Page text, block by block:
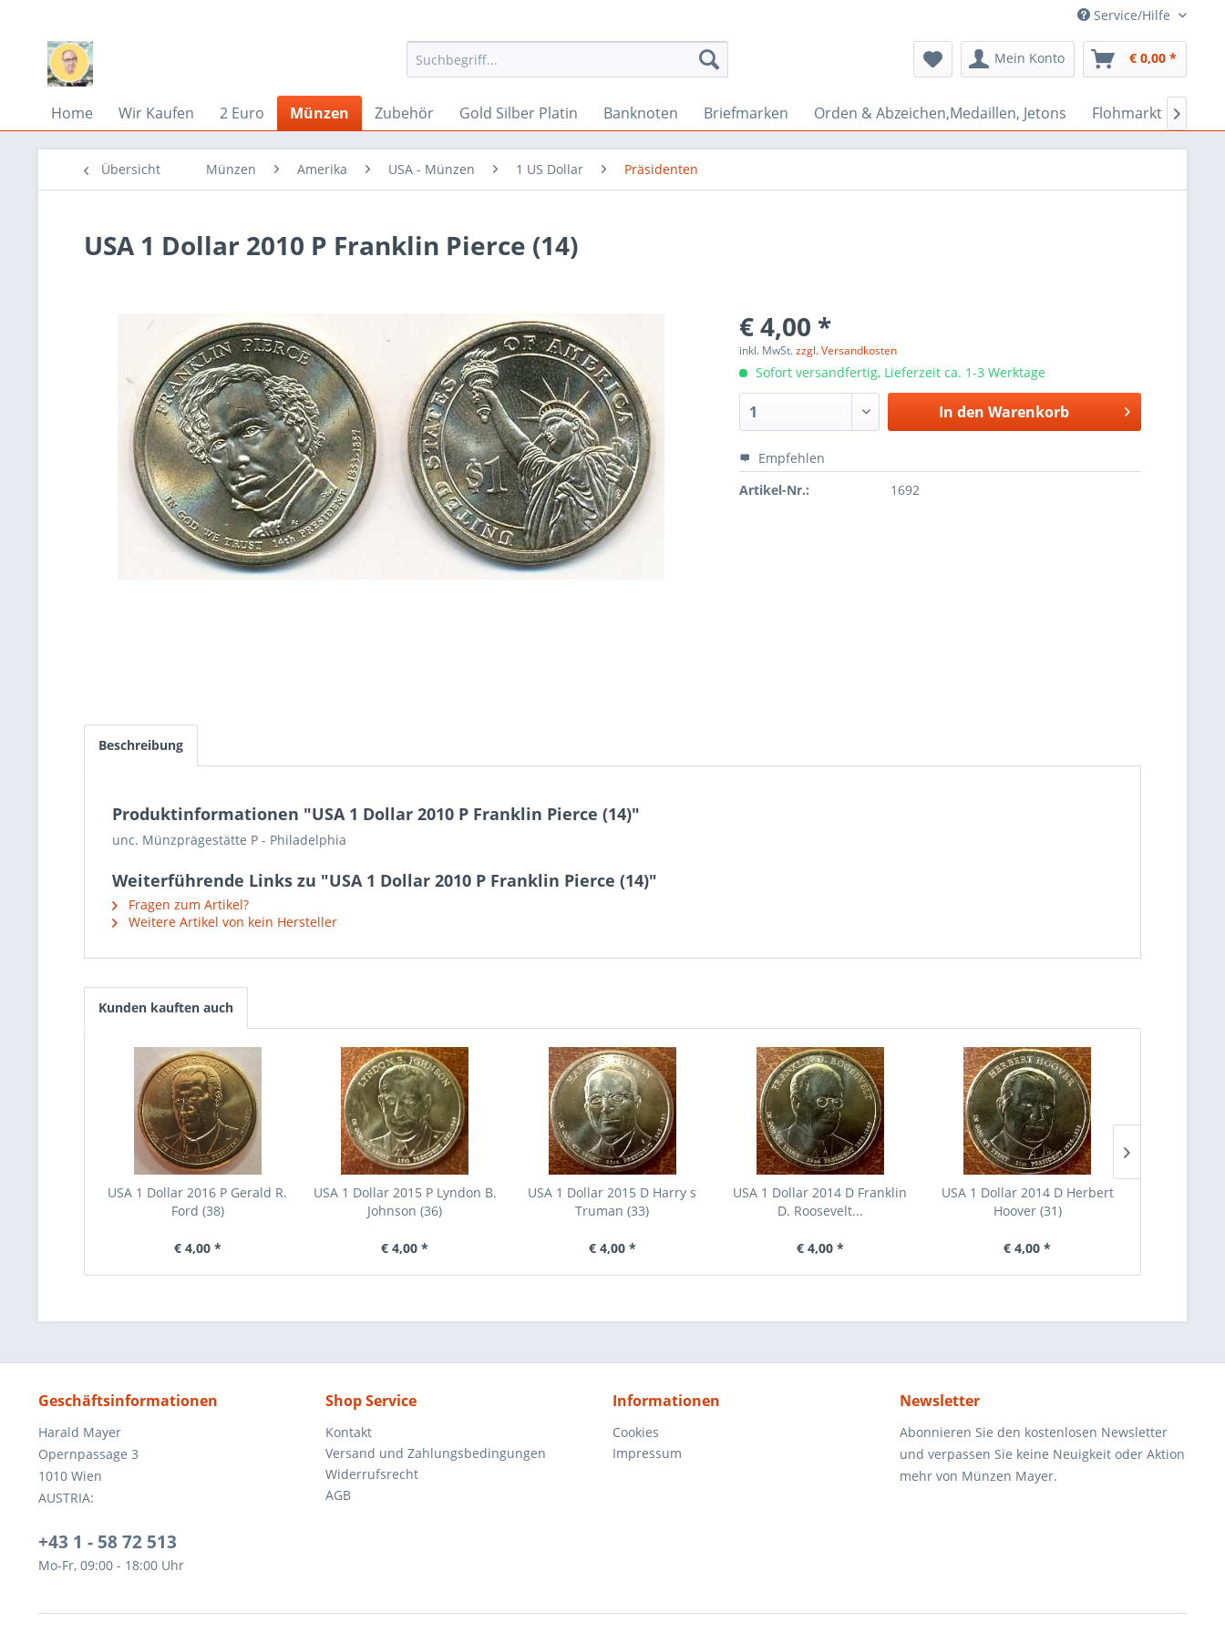
Service/Hilfe
Mein Konto € 0,00 *
Home Wir Kaufen 2 Euro Münzen Zubehör Gold Silber Platin Banknoten Briefmarken Orden & Abzeichen,Medaillen, Jetons Flohmarkt Bazar

Übersicht Münzen Amerika USA - Münzen 1 US Dollar Präsidenten
USA 1 Dollar 2010 P Franklin Pierce (14)
€ 4,00 *
inkl. MwSt.zzgl. Versandkosten
Sofort versandfertig, Lieferzeit ca. 1-3 Werktage
In den Warenkorb
Empfehlen
Artikel-Nr.:
1692
Beschreibung
Produktinformationen "USA 1 Dollar 2010 P Franklin Pierce (14)"
unc. Münzprägestätte P - Philadelphia
Weiterführende Links zu "USA 1 Dollar 2010 P Franklin Pierce (14)"
Fragen zum Artikel?
Weitere Artikel von kein Hersteller
Kunden kauften auch
USA 1 Dollar 2016 P Gerald R.
Ford (38)
€ 4,00 *
USA 1 Dollar 2015 P Lyndon B.
Johnson (36)
€ 4,00 *
USA 1 Dollar 2015 D Harry s
Truman (33)
€ 4,00 *
USA 1 Dollar 2014 D Franklin
D. Roosevelt...
€ 4,00 *
USA 1 Dollar 2014 D Herbert
Hoover (31)
€ 4,00 *
Geschäftsinformationen
Harald Mayer
Opernpassage 3
1010 Wien
AUSTRIA:
+43 1 - 58 72 513
Mo-Fr, 09:00 - 18:00 Uhr
Shop Service
Kontakt
Versand und Zahlungsbedingungen
Widerrufsrecht
AGB
Informationen
Cookies
Impressum
Newsletter
Abonnieren Sie den kostenlosen Newsletter
und verpassen Sie keine Neuigkeit oder Aktion
mehr von Münzen Mayer.